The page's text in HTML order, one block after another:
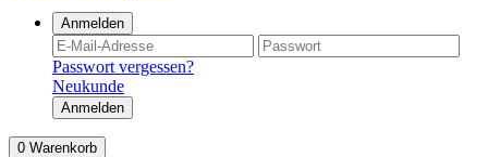
Anmelden
Passwort vergessen?
Neukunde
Anmelden
0 Warenkorb